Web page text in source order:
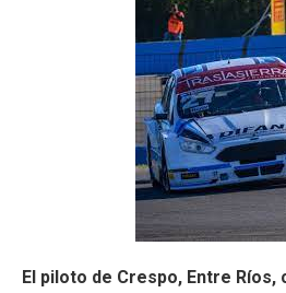
El piloto de Crespo, Entre